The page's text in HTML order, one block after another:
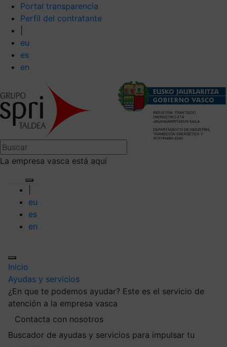
Portal transparencia
Perfil del contratante
eu
es
en
La empresa vasca está aquí
eu
es
en
Inicio
Ayudas y servicios
¿En que te podemos ayudar? Este es el servicio de
atención a la empresa vasca
Contacta con nosotros
Buscador de ayudas y servicios para impulsar tu